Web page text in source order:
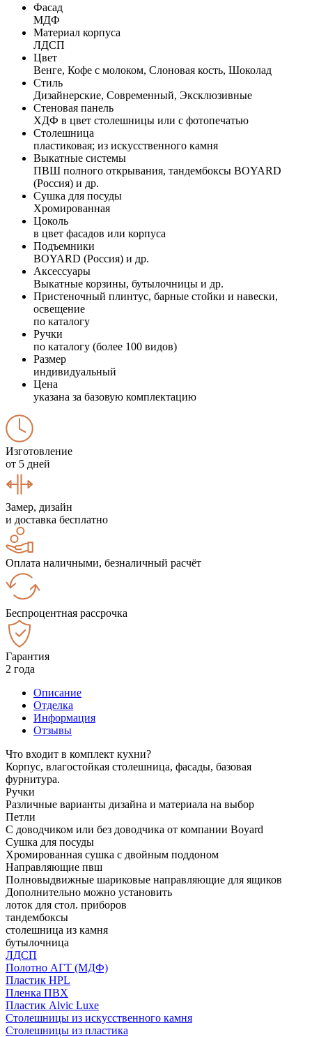
Фасад
МДФ
Материал корпуса
ЛДСП
Цвет
Венге, Кофе с молоком, Слоновая кость, Шоколад
Стиль
Дизайнерские, Современный, Эксклюзивные
Стеновая панель
ХДФ в цвет столешницы или с фотопечатью
Столешница
пластиковая; из искусственного камня
Выкатные системы
ПВШ полного открывания, тандембоксы BOYARD
(Россия) и др.
Сушка для посуды
Хромированная
Цоколь
в цвет фасадов или корпуса
Подъемники
BOYARD (Россия) и др.
Аксессуары
Выкатные корзины, бутылочницы и др.
Пристеночный плинтус, барные стойки и навески,
освещение
по каталогу
Ручки
по каталогу (более 100 видов)
Размер
индивидуальный
Цена
указана за базовую комплектацию
Изготовление
от 5 дней
Замер, дизайн
и доставка бесплатно
Оплата наличными, безналичный расчёт
Беспроцентная рассрочка
Гарантия
2 года
Описание
Отделка
Информация
Отзывы
Что входит в комплект кухни?
Корпус, влагостойкая столешница, фасады, базовая
фурнитура.
Ручки
Различные варианты дизайна и материала на выбор
Петли
С доводчиком или без доводчика от компании Boyard
Сушка для посуды
Хромированная сушка с двойным поддоном
Направляющие пвш
Полновыдвижные шариковые направляющие для ящиков
Дополнительно можно установить
лоток для стол. приборов
тандембоксы
столешница из камня
бутылочница
ЛДСП
Полотно АГТ (МДФ)
Пластик HPL
Пленка ПВХ
Пластик Alvic Luxe
Столешницы из искусственного камня
Столешницы из пластика